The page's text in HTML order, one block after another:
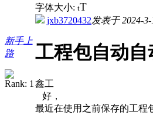
新手上
路
字体大小: tT
jxb3720432发表于 2024-3-
工程包自动
鑫工
好，
最近在使用之前保存的工程